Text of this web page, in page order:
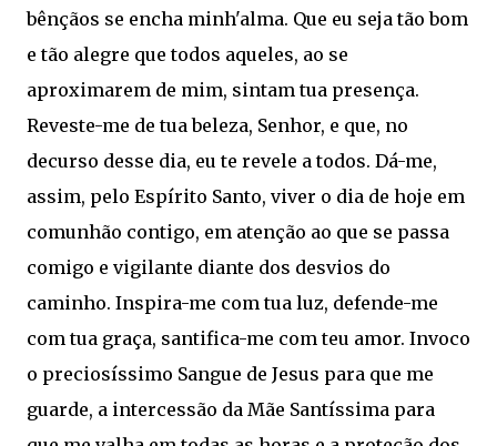
bênçãos se encha minh'alma. Que eu seja tão bom
e tão alegre que todos aqueles, ao se
aproximarem de mim, sintam tua presença.
Reveste-me de tua beleza, Senhor, e que, no
decurso desse dia, eu te revele a todos. Dá-me,
assim, pelo Espírito Santo, viver o dia de hoje em
comunhão contigo, em atenção ao que se passa
comigo e vigilante diante dos desvios do
caminho. Inspira-me com tua luz, defende-me
com tua graça, santifica-me com teu amor. Invoco
o preciosíssimo Sangue de Jesus para que me
guarde, a intercessão da Mãe Santíssima para